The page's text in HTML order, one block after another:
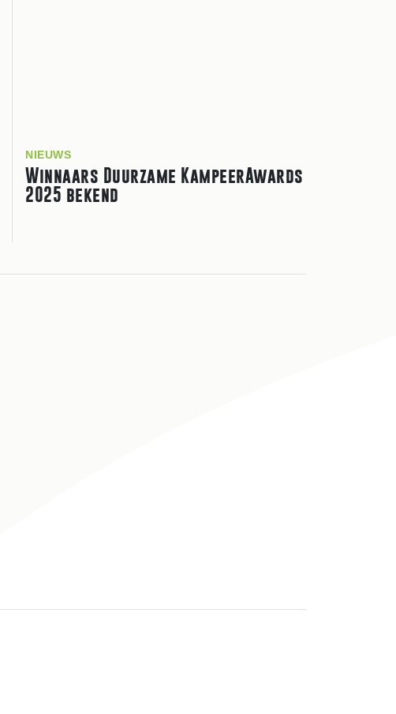
NIEUWS
Winnaars Duurzame KampeerAwards
2025 bekend